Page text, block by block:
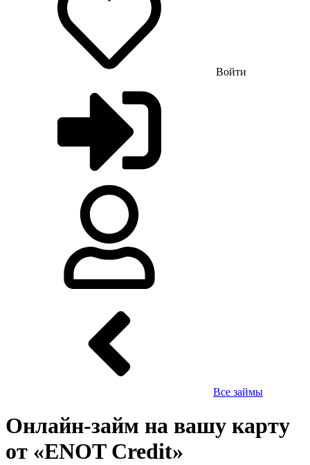
Войти
Все займы
Онлайн-займ на вашу карту
от «ENOT Credit»